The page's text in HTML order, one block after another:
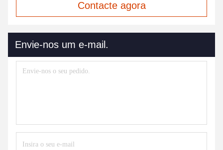
Contacte agora
Envie-nos um e-mail.